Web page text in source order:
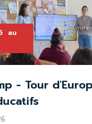
au
- Tour